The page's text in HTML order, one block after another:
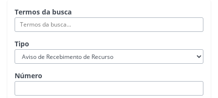
Termos da busca
Tipo
Número